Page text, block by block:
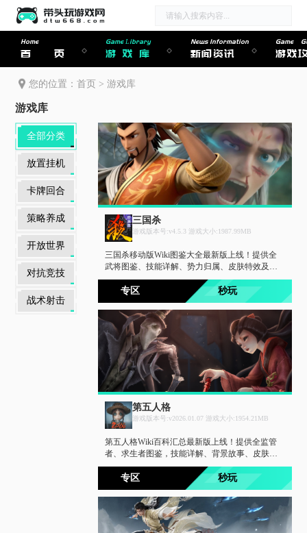
Home
首页
Game Library
游戏库
News Information
新闻资讯
Game
游戏
您的位置：首页 >游戏库
游戏库
全部分类
放置挂机
卡牌回合
策略养成
开放世界
对抗竞技
战术射击
三国杀
游戏版本号:v4.5.3 游戏大小:1987.99MB
三国杀移动版Wiki图鉴大全最新版上线！提供全
武将图鉴、技能详解、势力归属、皮肤特效及获
取方式，一键查询快速上手。同步攻略大全汇
总，身份局技巧、排位阵容搭配、活动场通关攻
略一网打尽，助你运筹帷幄决胜千里。
专区 秒玩
第五人格
游戏版本号:v2026.01.07 游戏大小:1954.21MB
第五人格Wiki百科汇总最新版上线！提供全监管
者、求生者图鉴，技能详解、背景故事、皮肤时
装及版本调整数据实时同步。搭配最新图文攻略
大全，地图点位、天赋搭配、操作教学与阵容思
路一网打尽，助你轻松上分。
专区 秒玩